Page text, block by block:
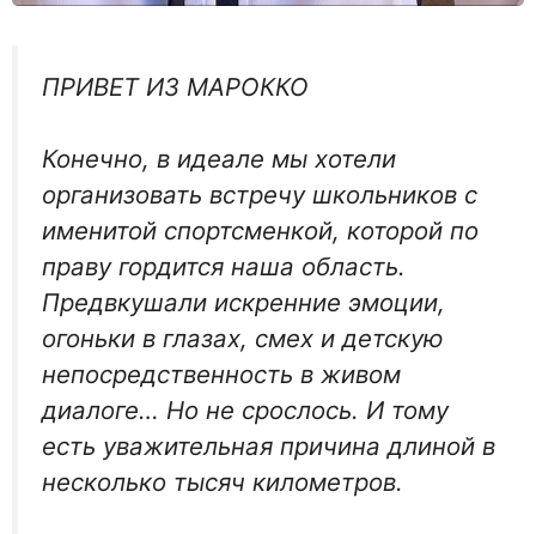
ПРИВЕТ ИЗ МАРОККО
Конечно, в идеале мы хотели
организовать встречу школь­ников с
именитой спортсмен­кой, которой по
праву гордит­ся наша область.
Предвку­шали искренние эмоции,
огоньки в глазах, смех и дет­скую
непосредственность в живом
диалоге… Но не сро­слось. И тому
есть уважи­тельная причина длиной в
несколько тысяч километров.